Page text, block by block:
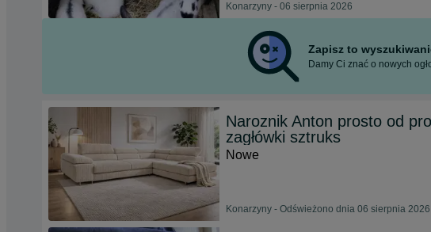
Konarzyny - 06 sierpnia 2026
Zapisz to
Damy Ci znać o nowych
Naroznik Anton prosto od
zagłówki sztruks
Nowe
Konarzyny - Odświeżono dnia 06 sierpnia 2026